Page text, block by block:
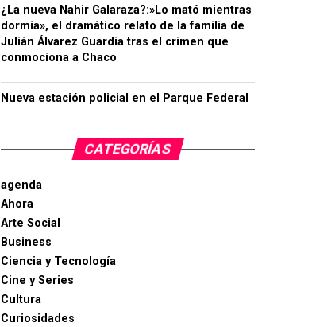
¿La nueva Nahir Galaraza?:»Lo mató mientras
dormía», el dramático relato de la familia de
Julián Álvarez Guardia tras el crimen que
conmociona a Chaco
Nueva estación policial en el Parque Federal
CATEGORÍAS
agenda
Ahora
Arte Social
Business
Ciencia y Tecnología
Cine y Series
Cultura
Curiosidades